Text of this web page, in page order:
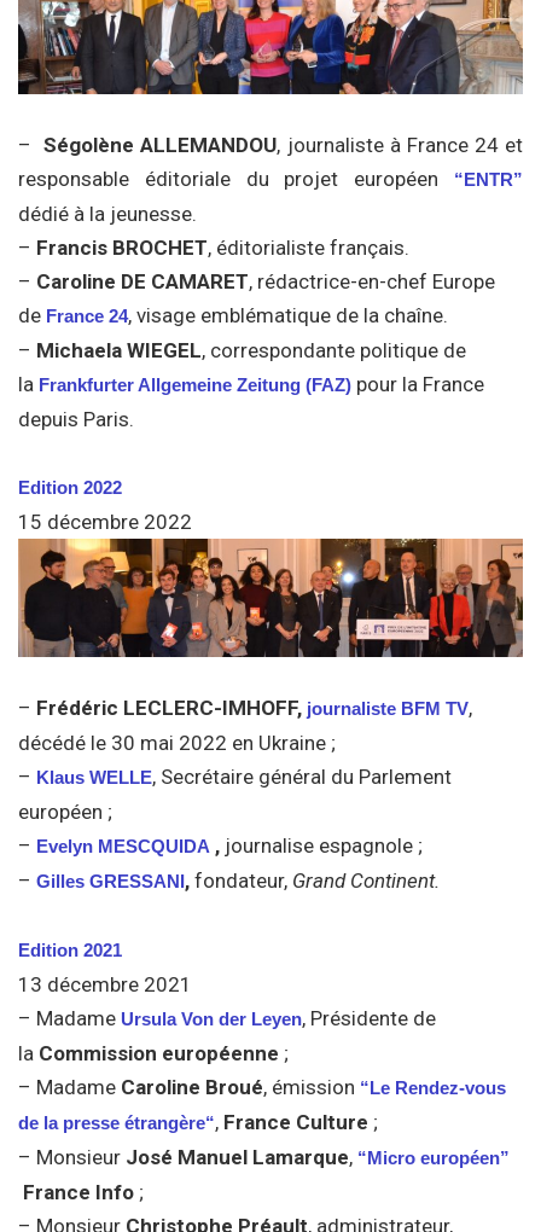
–Ségolène ALLEMANDOU, journaliste à France 24 et
responsable éditoriale du projet européen
“ENTR”
dédié à la jeunesse.
– Francis BROCHET, éditorialiste français.
– Caroline DE CAMARET, rédactrice-en-chef Europe
de France 24, visage emblématique de la chaîne.
– Michaela WIEGEL, correspondante politique de
la Frankfurter Allgemeine Zeitung (FAZ) pour la France
depuis Paris.
Edition 2022
15 décembre 2022
– Frédéric LECLERC-IMHOFF, journaliste BFM TV,
décédé le 30 mai 2022 en Ukraine ;
– Klaus WELLE, Secrétaire général du Parlement
européen ;
– Evelyn MESCQUIDA , journalise espagnole ;
– Gilles GRESSANI, fondateur, Grand Continent.
Edition 2021
13 décembre 2021
– Madame Ursula Von der Leyen, Présidente de
la Commission européenne ;
– Madame Caroline Broué, émission “Le Rendez-vous
de la presse étrangère“, France Culture ;
– Monsieur José Manuel Lamarque, “Micro européen”
France Info ;
– Monsieur Christophe Préault, administrateur,